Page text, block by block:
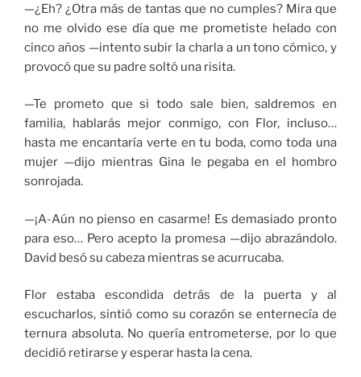
—¿Eh? ¿Otra más de tantas que no cumples? Mira que
no me olvido ese día que me prometiste helado con
cinco años —intento subir la charla a un tono cómico, y
provocó que su padre soltó una risita.
—Te prometo que si todo sale bien, saldremos en
familia, hablarás mejor conmigo, con Flor, incluso…
hasta me encantaría verte en tu boda, como toda una
mujer —dijo mientras Gina le pegaba en el hombro
sonrojada.
—¡A-Aún no pienso en casarme! Es demasiado pronto
para eso… Pero acepto la promesa —dijo abrazándolo.
David besó su cabeza mientras se acurrucaba.
Flor estaba escondida detrás de la puerta y al
escucharlos, sintió como su corazón se enternecía de
ternura absoluta. No quería entrometerse, por lo que
decidió retirarse y esperar hasta la cena.